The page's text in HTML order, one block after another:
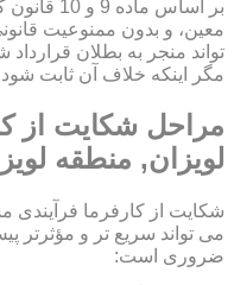
بر اساس
معین، و بدون ممنوعیت
تواند منجر به بطلان
مگر اینکه خلاف آن ثابت
مراحل شکایت از
لویزان, منطقه
شکایت از کارفرما فرآیندی
می تواند سریع تر و مؤثرتر
ضروری است: